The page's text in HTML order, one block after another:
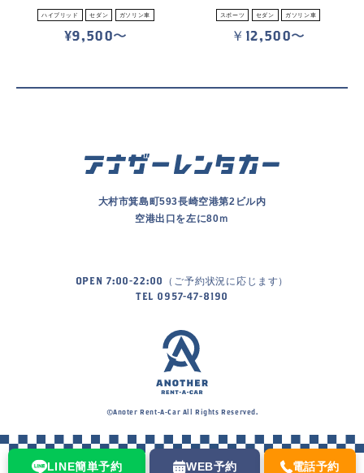
ハイブリッド セダン ガソリン車
¥9,500
スポーツ セダン ガソリン車
￥12,500
LINE簡単予約 WEB予約 電話予約
大村市箕島町593長崎空港第2ビル内
空港出口を左に80ｍ
OPEN 7:00-22:00（ご予約状況に応じます）
TEL 0957-47-8190
©Anoter Rent-A-Car All Rights Reserved.